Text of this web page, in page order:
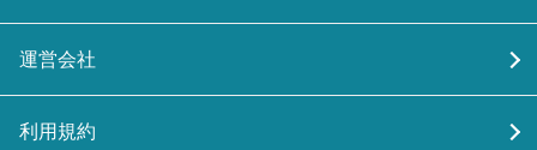
運営会社
利用規約